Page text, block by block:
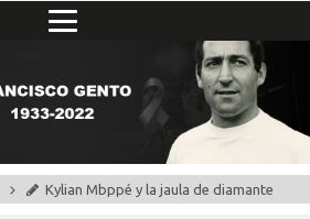
Kylian Mbppé y la jaula de diamante